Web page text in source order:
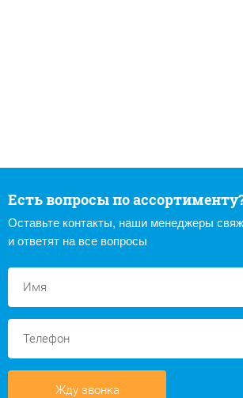
Есть вопросы по
Оставьте контакты, наши менеджеры
и ответят на все вопросы
Жду звонка